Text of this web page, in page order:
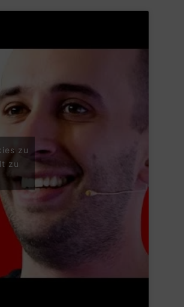
zu
zu